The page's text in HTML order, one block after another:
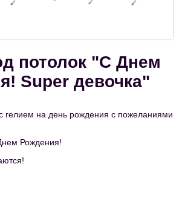
потолок "С Днем
Super девочка"
на день рождения с пожеланиями
Рождения!